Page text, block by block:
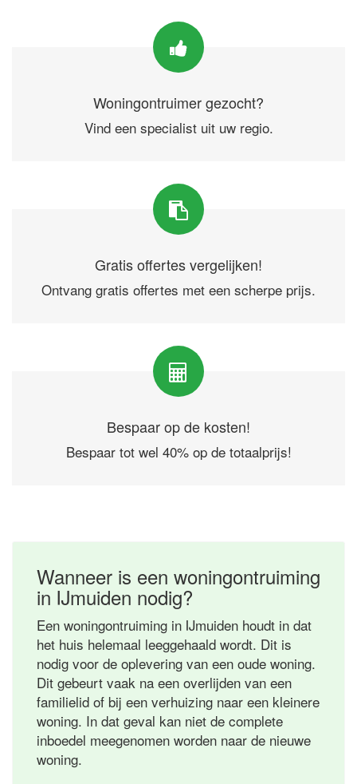
Woningontruimer gezocht?
Vind een specialist uit uw regio.
Gratis offertes vergelijken!
Ontvang gratis offertes met een scherpe prijs.
Bespaar op de kosten!
Bespaar tot wel 40% op de totaalprijs!
Wanneer is een woningontruiming
in IJmuiden nodig?
Een woningontruiming in IJmuiden houdt in dat
het huis helemaal leeggehaald wordt. Dit is
nodig voor de oplevering van een oude woning.
Dit gebeurt vaak na een overlijden van een
familielid of bij een verhuizing naar een kleinere
woning. In dat geval kan niet de complete
inboedel meegenomen worden naar de nieuwe
woning.